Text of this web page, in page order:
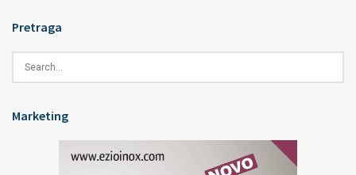
Pretraga
Marketing